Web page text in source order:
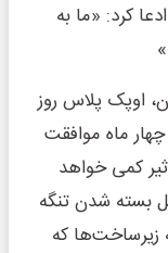
کرد: «ما به
اوپک پلاس روز
ماه موافقت
کمی خواهد
بسته شدن تنگه
زیرساخت‌ها که